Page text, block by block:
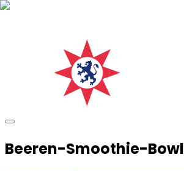
Beeren-Smoothie-Bowl